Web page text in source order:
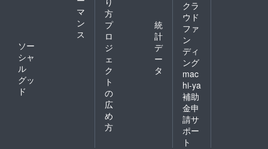
マ
ン
ス
ソー
シャ
ル
グッ
ド
方
プ
ロ
ジ
ェ
ク
ト
の
広
め
方
統
計
デ
ー
タ
クラ
ウド
ファ
ン
ディ
ング
mac
hi-ya
補助
金申
請サ
ポー
ト